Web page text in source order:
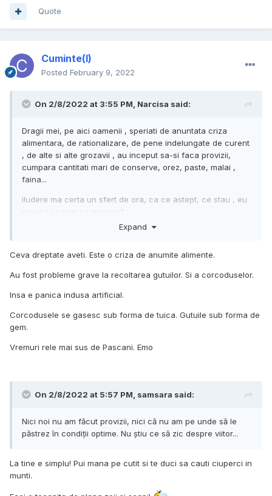
Quote
Cuminte(l)
Posted February 9, 2022
On 2/8/2022 at 3:55 PM, Narcisa said:
Dragii mei, pe aici oamenii , speriati de anuntata criza
alimentara, de rationalizare, de pene indelungate de curent
, de alte si alte grozavii , au inceput sa-si faca provizii,
cumpara cantitati mari de conserve, orez, paste, malai ,
faina...
iludere ma certa un sfert de ora, ca ce astept, ce stau , eu
nu vad ce nori se apropie?
Expand
Ceva dreptate aveti. Este o criza de anumite alimente.
Au fost probleme grave la recoltarea gutuilor. Si a corcoduselor.
Insa e panica indusa artificial.
Corcodusele se gasesc sub forma de tuica. Gutuile sub forma de
gem.
Vremuri rele mai sus de Pascani. Emo
On 2/8/2022 at 5:57 PM, samsara said:
Nici noi nu am făcut provizii, nici că nu am pe unde să le
păstrez în condiții optime. Nu știu ce să zic despre viitor...
La tine e simplu! Pui mana pe cutit si te duci sa cauti ciuperci in
munti.